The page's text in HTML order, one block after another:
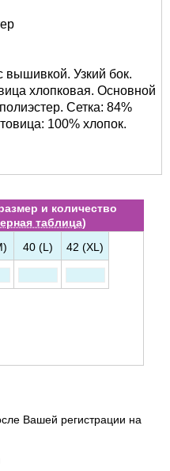
вышивкой. Узкий бок.
хлопковая. Основной
Сетка: 84%
100% хлопок.
и количество
таблица)
40 (L) 42 (XL)
Вашей регистрации на